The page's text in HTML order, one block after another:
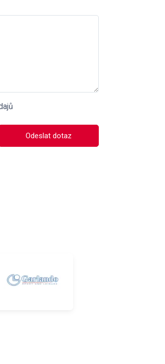
Odeslat dotaz